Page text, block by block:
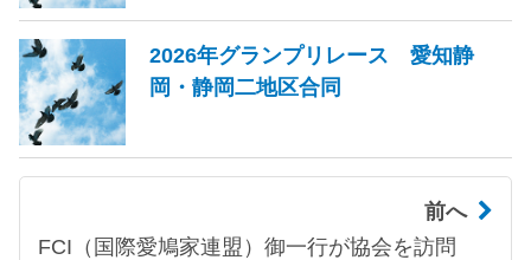
2026年グランプリレース 愛知静
岡・静岡二地区合同
前へ
FCI（国際愛鳩家連盟）御一行が協会を訪問